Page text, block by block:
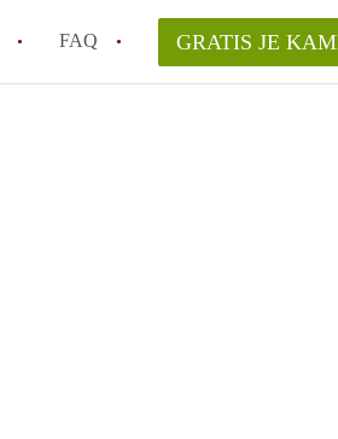
FAQ GRATIS JE